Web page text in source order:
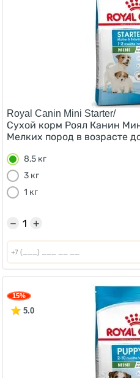
Royal Canin Mini Starter/
Сухой корм Роял Канин
Мелких пород в возрасте
8,5 кг
3 кг
1 кг
+
−
15%
5.0